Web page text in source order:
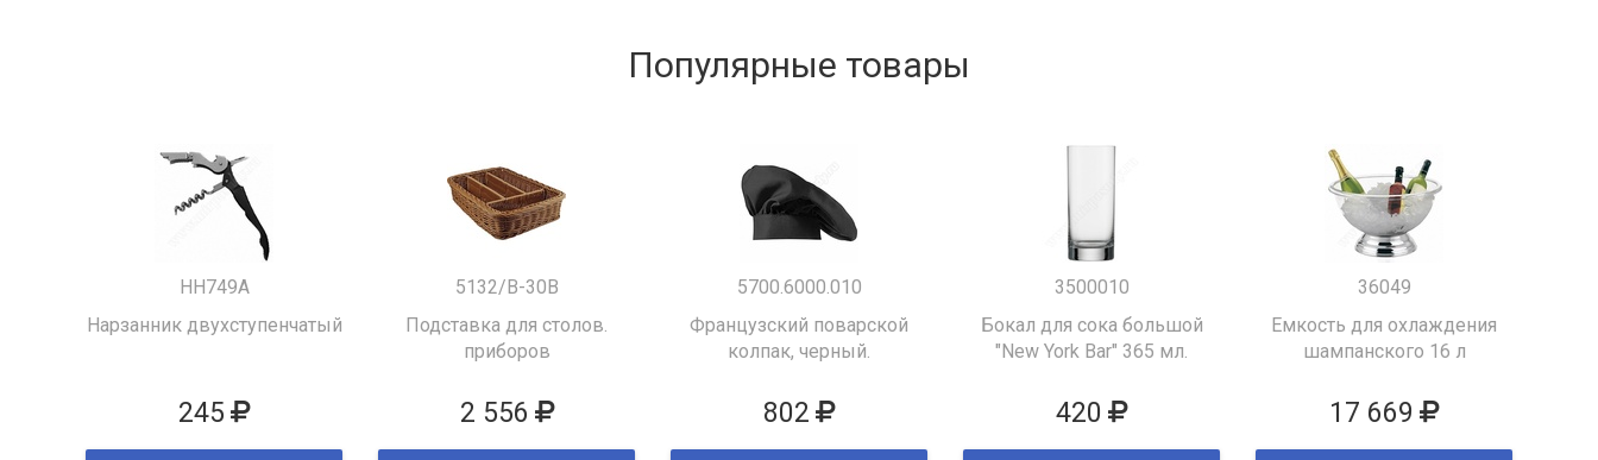
Популярные товары
HH749A
Нарзанник двухступенчатый
245
5132/B-30B
Подставка для столов.
приборов
2 556
5700.6000.010
Французский поварской
колпак, черный.
802
3500010
Бокал для сока большой
"New York Bar" 365 мл.
420
36049
Емкость для охлаждения
шампанского 16 л
17 669